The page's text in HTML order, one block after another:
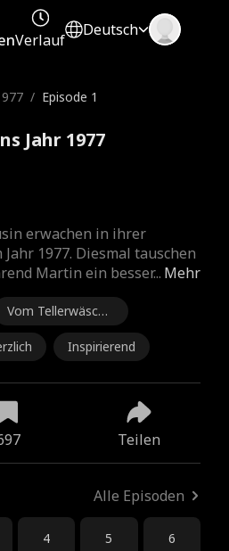
Verlauf
Deutsch
/ Episode 1
Jahr 1977
Mehr
erwachen in ihrer
1977. Diesmal tauschen
Martin ein besser...
Vom Tellerwäsche
r zum MillionärInspirierend
Teilen
Alle Episoden
4 5 6